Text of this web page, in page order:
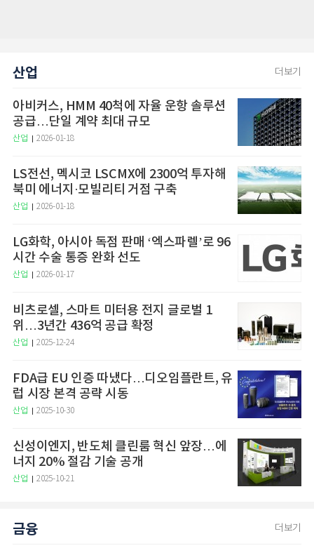
산업 더보기
아비커스, HMM 40척에 자율 운항 솔루션
공급…단일 계약 최대 규모
산업 2026-01-18
LS전선, 멕시코 LSCMX에 2300억 투자해
북미 에너지·모빌리티 거점 구축
산업 2026-01-18
LG화학, 아시아 독점 판매 ‘엑스파렐’로 96
시간 수술 통증 완화 선도
산업 2026-01-17
비츠로셀, 스마트 미터용 전지 글로벌 1
위…3년간 436억 공급 확정
산업 2025-12-24
FDA급 EU 인증 따냈다…디오임플란트, 유
럽 시장 본격 공략 시동
산업 2025-10-30
신성이엔지, 반도체 클린룸 혁신 앞장…에
너지 20% 절감 기술 공개
산업 2025-10-21
금융 더보기